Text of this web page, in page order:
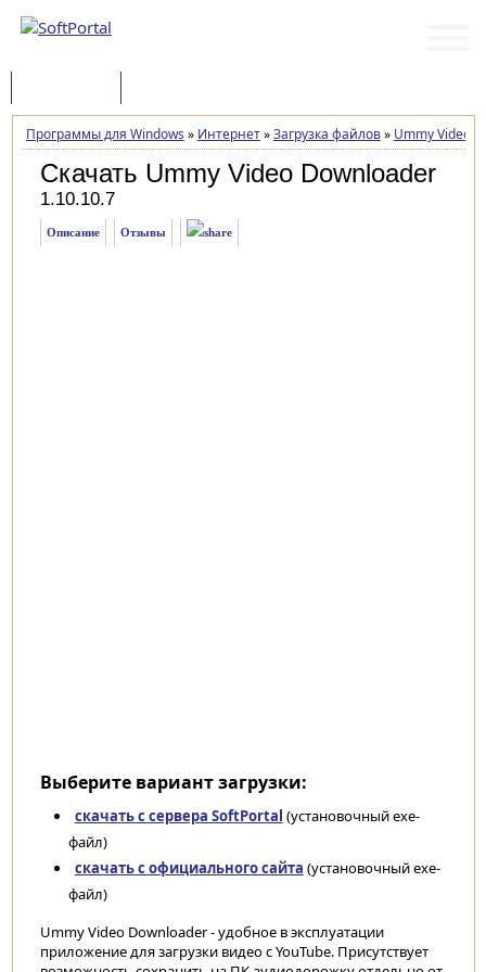
Программы для Windows » Интернет»Загрузка файлов» Ummy Video
Скачать Ummy Video Downloader
1.10.10.7
Описание Отзывы
Выберите вариант загрузки:
скачать с сервера SoftPortal (установочный exe-
файл)
скачать с официального сайта (установочный exe-
файл)
Ummy Video Downloader - удобное в эксплуатации
приложение для загрузки видео с YouTube. Присутствует